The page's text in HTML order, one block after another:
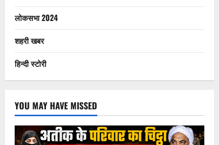
लोकसभा 2024
शहरी खबर
हिन्दी स्टोरी
YOU MAY HAVE MISSED